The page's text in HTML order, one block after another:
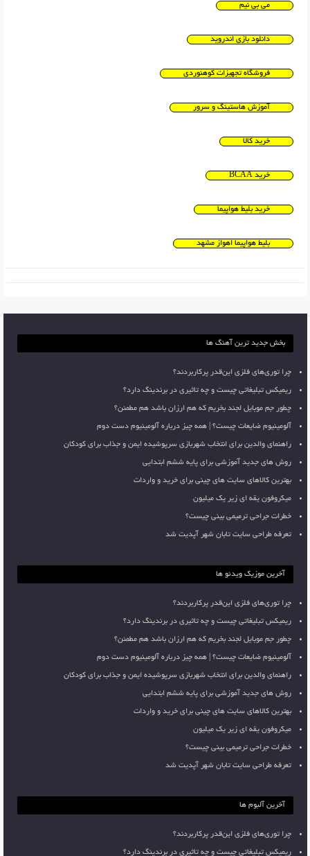
می بی نیم
دانلود بازی اندروید
فروشگاه تجهیزات کوهنوردی
آموزش هاستینگ و سرور
خرید کالا
خرید BCAA
خرید بلیط هواپیما
بلیط هواپیما اهواز مشهد
بخش جدید ترین آهنگ ها
چرا توری‌های فلزی این‌قدر پرکاربردند؟
ریمیکس تبلیغاتی چیست و چه تاثیری در برندینگ دارد؟
چطور جم موبایل لجند بخریم که هم ارزان باشد هم مطمئن؟
آلومینیوم ضایعات چیست؟ | همه چیز درباره آلومینیوم دست دوم
راهنمای والدین برای انتخاب شهربازی سرپوشیده ایمن و جذاب برای کودکان
روش های جدید آموزشی برای پایه ششم ابتدایی
بهترین کالاهای سایت های چینی برای خرید و واردات
میکروفون یقه ای زیر یک میلیون
خطرات جراحی ترمیمی بینی چیست؟
تعرفه طراحی سایت تابان شهر آپدیت شد
آخرین موزیک ویدئو ها
چرا توری‌های فلزی این‌قدر پرکاربردند؟
ریمیکس تبلیغاتی چیست و چه تاثیری در برندینگ دارد؟
چطور جم موبایل لجند بخریم که هم ارزان باشد هم مطمئن؟
آلومینیوم ضایعات چیست؟ | همه چیز درباره آلومینیوم دست دوم
راهنمای والدین برای انتخاب شهربازی سرپوشیده ایمن و جذاب برای کودکان
روش های جدید آموزشی برای پایه ششم ابتدایی
بهترین کالاهای سایت های چینی برای خرید و واردات
میکروفون یقه ای زیر یک میلیون
خطرات جراحی ترمیمی بینی چیست؟
تعرفه طراحی سایت تابان شهر آپدیت شد
آخرین آلبوم ها
چرا توری‌های فلزی این‌قدر پرکاربردند؟
ریمیکس تبلیغاتی چیست و چه تاثیری در برندینگ دارد؟